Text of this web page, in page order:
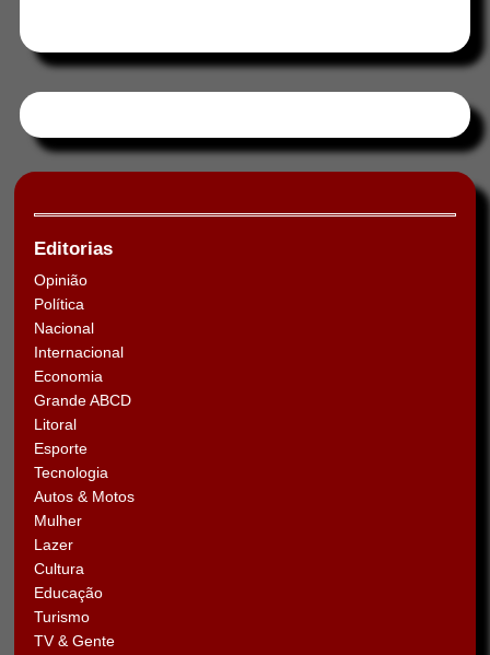
Editorias
Opinião
Política
Nacional
Internacional
Economia
Grande ABCD
Litoral
Esporte
Tecnologia
Autos & Motos
Mulher
Lazer
Cultura
Educação
Turismo
TV & Gente